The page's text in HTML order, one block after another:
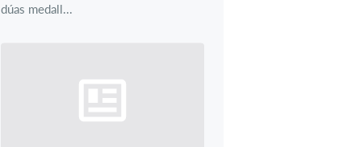
dúas medall...